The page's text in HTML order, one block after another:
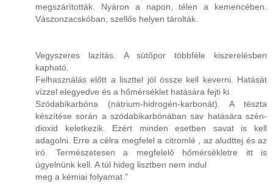
megszárították. Nyáron a napon, télen a kemencében.
Vászonzacskóban, szellős helyen tárolták.
Vegyszeres lazítás. A sütőpor többféle kiszerelésben
kapható.
Felhasználás előtt a liszttel jól össze kell keverni. Hatását
vízzel elegyedve és a hőmérséklet hatására fejti ki.
Szódabikarbóna (nátrium-hidrogén-karbonát). A tészta
készítése során a szódabikarbónában sav hatására szén-
dioxid keletkezik. Ezért minden esetben savat is kell
adagolni. Erre a célra megfelel a citromlé , az aludttej és az
iró. Természetesen a megfelelő hőmérsékletre itt is
ügyelnünk kell. A túl hideg lisztben nem indul
meg a kémiai folyamat."